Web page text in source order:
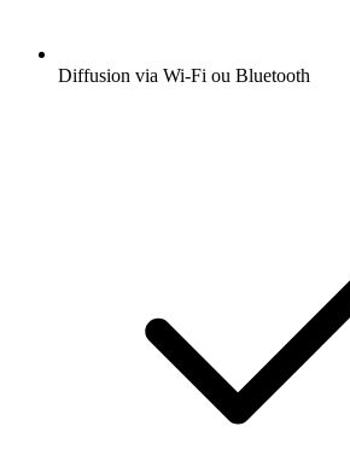
Diffusion via Wi-Fi ou Bluetooth